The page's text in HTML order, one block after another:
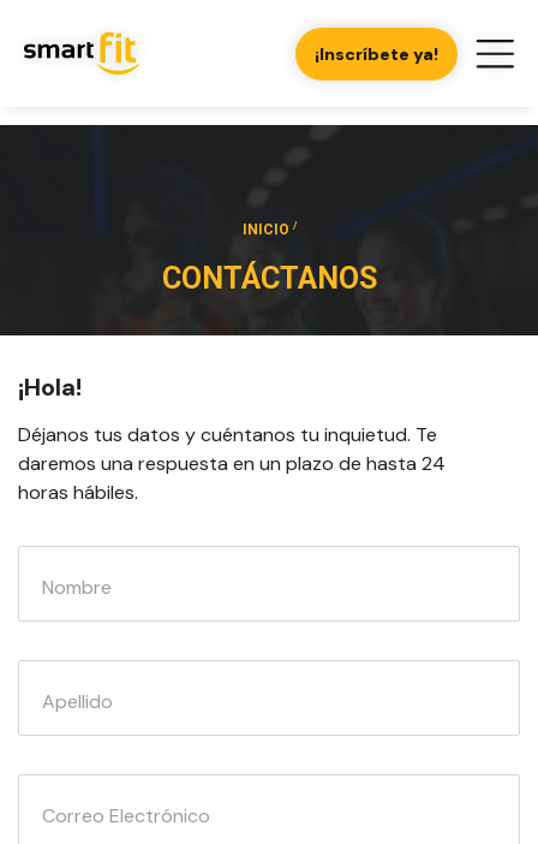
¡Inscríbete ya!
INICIO /
CONTÁCTANOS
¡Hola!
Déjanos tus datos y cuéntanos tu inquietud. Te
daremos una respuesta en un plazo de hasta 24
horas hábiles.
Nombre
Apellido
Correo Electrónico